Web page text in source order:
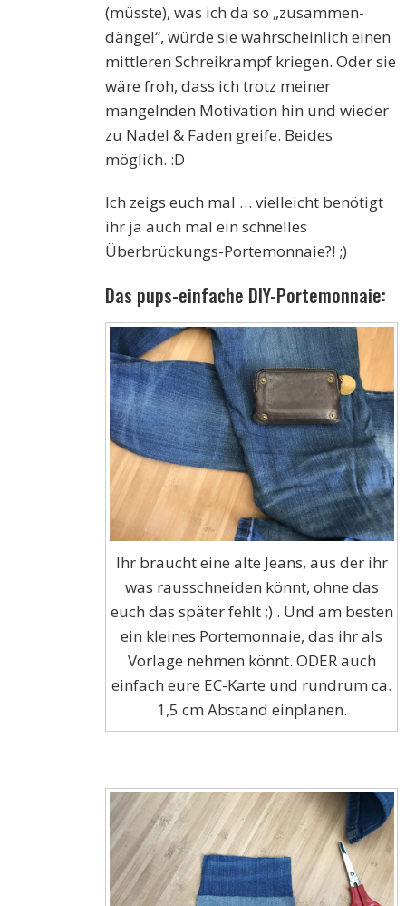
(müsste), was ich da so „zusammen-
dängel“, würde sie wahrscheinlich einen
mittleren Schreikrampf kriegen. Oder sie
wäre froh, dass ich trotz meiner
mangelnden Motivation hin und wieder
zu Nadel & Faden greife. Beides
möglich. :D
Ich zeigs euch mal … vielleicht benötigt
ihr ja auch mal ein schnelles
Überbrückungs-Portemonnaie?! ;)
Das pups-einfache DIY-Portemonnaie:
Ihr braucht eine alte Jeans, aus der ihr
was rausschneiden könnt, ohne das
euch das später fehlt ;) . Und am besten
ein kleines Portemonnaie, das ihr als
Vorlage nehmen könnt. ODER auch
einfach eure EC-Karte und rundrum ca.
1,5 cm Abstand einplanen.